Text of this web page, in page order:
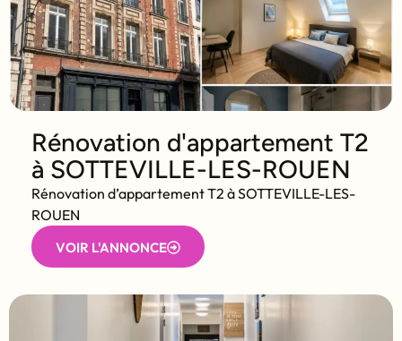
Rénovation d'appartement T2
à SOTTEVILLE-LES-ROUEN
Rénovation d’appartement T2 à SOTTEVILLE-LES-
ROUEN
VOIR L'ANNONCE